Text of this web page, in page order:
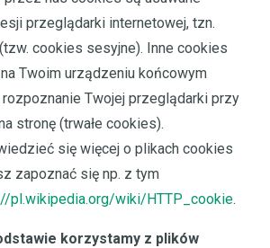
przeglądarki internetowej, tzn.
cookies sesyjne). Inne cookies
Twoim urządzeniu końcowym
Twojej przeglądarki przy
stronę (trwałe cookies).
się więcej o plikach cookies
zapoznać się np. z tym
pl.wikipedia.org/wiki/HTTP_cookie.
korzystamy z plików